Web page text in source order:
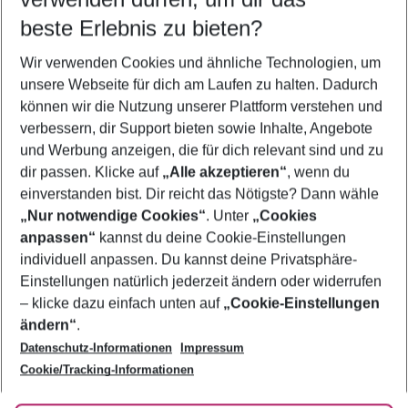
5-8 Nächte
2 Erwachsene Keine Kinder
Mehr Filter anzeigen
Footer
Footer navigation
Über uns
AGB
Bestpreisgarantie
Cookie-Einstellungen ändern
Cookie-Richtlinie
Agenturbetreuung
Barrierefreies Reisen
Folge uns
beste Erlebnis zu bieten?
Wir verwenden Cookies und ähnliche Technologien, um
unsere Webseite für dich am Laufen zu halten. Dadurch
können wir die Nutzung unserer Plattform verstehen und
verbessern, dir Support bieten sowie Inhalte, Angebote
und Werbung anzeigen, die für dich relevant sind und zu
dir passen. Klicke auf „Alle akzeptieren“, wenn du
einverstanden bist. Dir reicht das Nötigste? Dann wähle
„Nur notwendige Cookies“. Unter „Cookies
anpassen“ kannst du deine Cookie-Einstellungen
individuell anpassen. Du kannst deine Privatsphäre-
Einstellungen natürlich jederzeit ändern oder widerrufen
– klicke dazu einfach unten auf „Cookie-Einstellungen
ändern“.
Datenschutz-Informationen
Impressum
Cookie/Tracking-Informationen